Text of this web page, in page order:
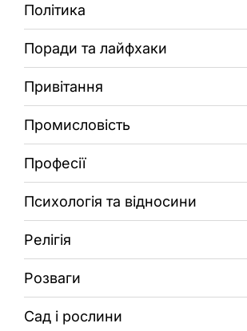
Політика
Поради та лайфхаки
Привітання
Промисловість
Професії
Психологія та відносини
Релігія
Розваги
Сад і рослини